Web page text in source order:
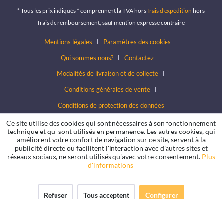
* Tous les prix indiqués * comprennent la TVA horsfrais d'expédition hors
frais de remboursement, sauf mention expresse contraire
Mentions légales
Paramètres des cookies
Qui sommes nous?
Contactez
Modalités de livraison et de collecte
Conditions générales de vente
Conditions de protection des données
Ce site utilise des cookies qui sont nécessaires à son fonctionnement
technique et qui sont utilisés en permanence. Les autres cookies, qui
améliorent votre confort de navigation sur ce site, servent à la
publicité directe ou facilitent l'interaction avec d'autres sites et
réseaux sociaux, ne seront utilisés qu'avec votre consentement. Plus
d'informations
Refuser Tous acceptent Configurer